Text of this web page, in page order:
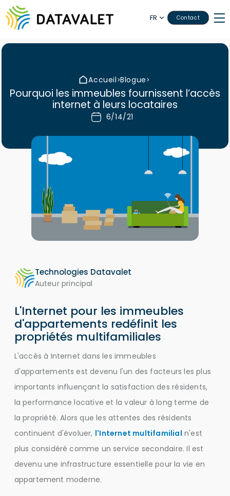
FR Contact
Accueil>Blogue>
Pourquoi les immeubles fournissent l’accès
internet à leurs locataires
6/14/21
Technologies Datavalet
Auteur principal
L'Internet pour les immeubles
d'appartements redéfinit les
propriétés multifamiliales
L'accès à Internet dans les immeubles
d'appartements est devenu l'un des facteurs les plus
importants influençant la satisfaction des résidents,
la performance locative et la valeur à long terme de
la propriété. Alors que les attentes des résidents
continuent d'évoluer, l'Internet multifamilial n'est
plus considéré comme un service secondaire. Il est
devenu une infrastructure essentielle pour la vie en
appartement moderne.